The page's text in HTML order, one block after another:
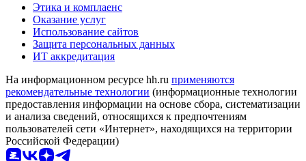
Этика и комплаенс
Оказание услуг
Использование сайтов
Защита персональных данных
ИТ аккредитация
На информационном ресурсе hh.ru применяются
рекомендательные технологии (информационные технологии
предоставления информации на основе сбора, систематизации
и анализа сведений, относящихся к предпочтениям
пользователей сети «Интернет», находящихся на территории
Российской Федерации)